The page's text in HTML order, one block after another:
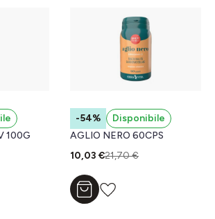
100G
-54%
Disponibile
AGLIO NERO 60CPS
10,03 €21,70 €
Aggiungi al carrello